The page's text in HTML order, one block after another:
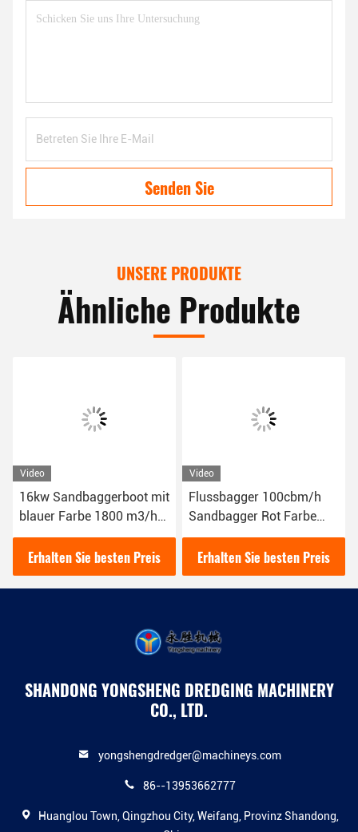
Senden Sie
UNSERE PRODUKTE
Ähnliche Produkte
Video
16kw Sandbaggerboot mit
blauer Farbe 1800 m3/h
für das Flussgraben
YSCSD350
Erhalten Sie besten Preis
Video
Flussbagger 100cbm/h
Sandbagger Rot Farbe
16kw
Schlammbaggerboot
Erhalten Sie besten Preis
SHANDONG YONGSHENG DREDGING MACHINERY
CO., LTD.
yongshengdredger@machineys.com
86--13953662777
Huanglou Town, Qingzhou City, Weifang, Provinz Shandong,